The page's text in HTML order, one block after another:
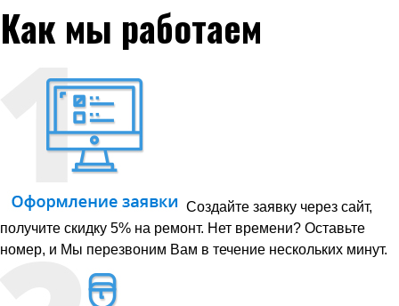
Как мы работаем
Создайте заявку через сайт,
получите скидку 5% на ремонт. Нет времени? Оставьте
номер, и Мы перезвоним Вам в течение нескольких минут.